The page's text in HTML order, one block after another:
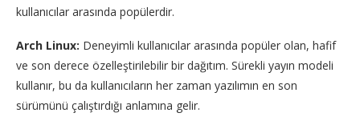
kullanıcılar arasında popülerdir.
Arch Linux: Deneyimli kullanıcılar arasında popüler olan, hafif
ve son derece özelleştirilebilir bir dağıtım. Sürekli yayın modeli
kullanır, bu da kullanıcıların her zaman yazılımın en son
sürümünü çalıştırdığı anlamına gelir.